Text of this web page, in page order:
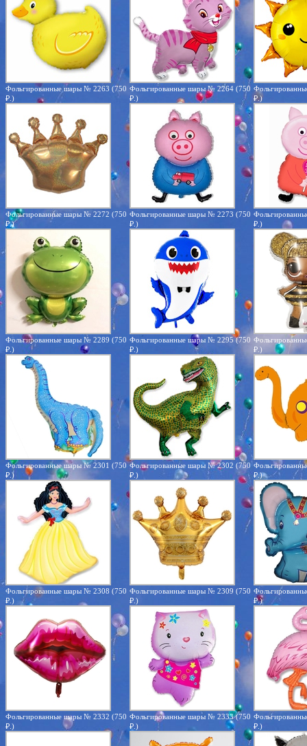
Фольгированные шары № 2263 (750
₽.)
Фольгированные шары № 2264 (750
₽.)
₽.)
Фольгированные шары № 2272 (750
₽.)
Фольгированные шары № 2273 (750
₽.)
₽.)
Фольгированные шары № 2289 (750
₽.)
Фольгированные шары № 2295 (750
₽.)
₽.)
Фольгированные шары № 2301 (750
₽.)
Фольгированные шары № 2302 (750
₽.)
₽.)
Фольгированные шары № 2308 (750
₽.)
Фольгированные шары № 2309 (750
₽.)
₽.)
Фольгированные шары № 2332 (750
₽.)
Фольгированные шары № 2333 (750
₽.)
₽.)